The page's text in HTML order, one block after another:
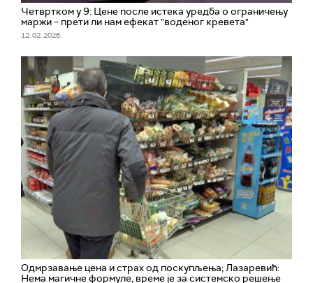
Четвртком у 9: Цене после истека уредба о ограничењу
маржи – прети ли нам ефекат "воденог кревета"
12. 02. 2026.
Одмрзавање цена и страх од поскупљења; Лазаревић:
Нема магичне формуле, време је за системско решење